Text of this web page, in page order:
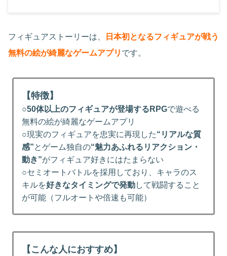
フィギュアストーリーは、
日本初となるフィギュアが戦う
無料の絵が綺麗なゲームアプリ です。
【特徴】
○50体以上のフィギュアが登場するRPGで遊べる
無料の絵が綺麗なゲームアプリ
○現実のフィギュアを忠実に再現した“リアルな質
感”とゲーム独自の“魅力あふれるリアクション・
動き”がフィギュア好きにはたまらない
○セミオートバトルを採用しており、キャラのス
キルを好きなタイミングで発動して戦闘すること
が可能（フルオートや倍速も可能）
【こんな人におすすめ】